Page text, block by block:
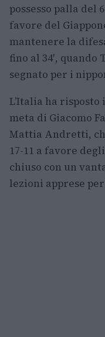
possesso palla del
favore del
mantenere la
fino al 34′,
segnato per i
L’Italia ha
meta di Giacomo
Mattia Andretti,
17-11 a favore
chiuso con un
lezioni apprese